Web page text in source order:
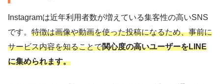
Instagramは近年利用者数が増えている集客性の高いSNS
です。 特徴は画像や動画を使った投稿になるため、事前に
サービス内容を知ることで関心度の高いユーザーをLINE
に集められます。